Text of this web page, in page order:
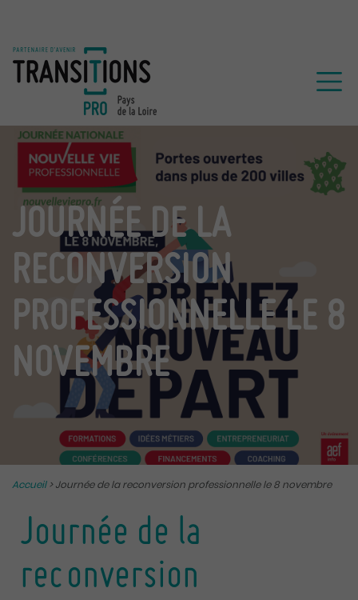
JOURNÉE DE LA
RECONVERSION
PROFESSIONNELLE LE 8
NOVEMBRE
Accueil>Journée de la reconversion professionnelle le 8 novembre
Journée de la
reconversion